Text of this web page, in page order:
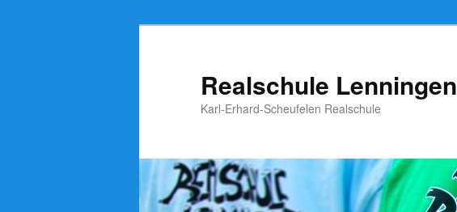
Realschule Lenningen
Karl-Erhard-Scheufelen Realschule